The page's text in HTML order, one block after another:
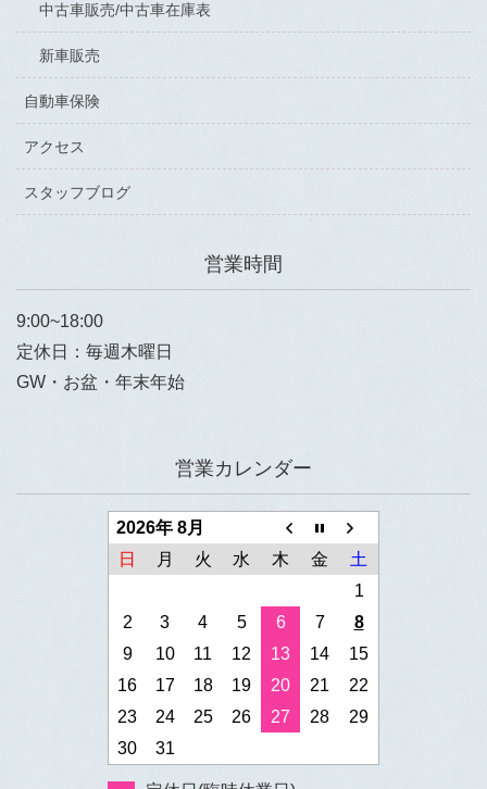
中古車販売/中古車在庫表
新車販売
自動車保険
アクセス
スタッフブログ
営業時間
9:00~18:00
定休日：毎週木曜日
GW・お盆・年末年始
営業カレンダー
2026年 8月
日
月 火 水 木 金
土
1
2
3 4 5 6 7
8
9
10 11 12 13 14
15
16
17 18 19 20 21
22
23
24 25 26 27 28
29
30
31